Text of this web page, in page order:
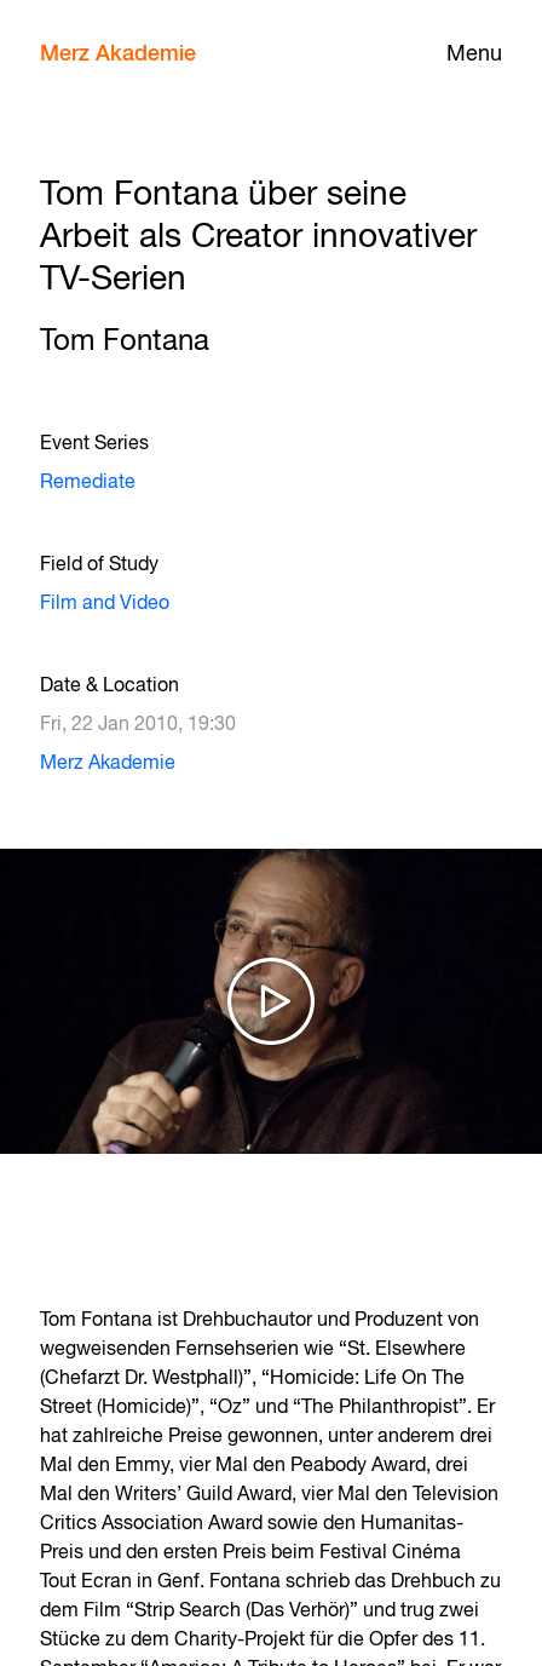
Menu
Merz Akademie
Tom Fontana über seine
Arbeit als Creator innovativer
TV-Serien
Tom Fontana
Event Series
Remediate
Field of Study
Film and Video
Date & Location
Fri, 22 Jan 2010, 19:30
Merz Akademie
Tom Fontana ist Drehbuchautor und Produzent von
wegweisenden Fernsehserien wie “St. Elsewhere
(Chefarzt Dr. Westphall)”, “Homicide: Life On The
Street (Homicide)”, “Oz” und “The Philanthropist”. Er
hat zahlreiche Preise gewonnen, unter anderem drei
Mal den Emmy, vier Mal den Peabody Award, drei
Mal den Writers’ Guild Award, vier Mal den Television
Critics Association Award sowie den Humanitas-
Preis und den ersten Preis beim Festival Cinéma
Tout Ecran in Genf. Fontana schrieb das Drehbuch zu
dem Film “Strip Search (Das Verhör)” und trug zwei
Stücke zu dem Charity-Projekt für die Opfer des 11.